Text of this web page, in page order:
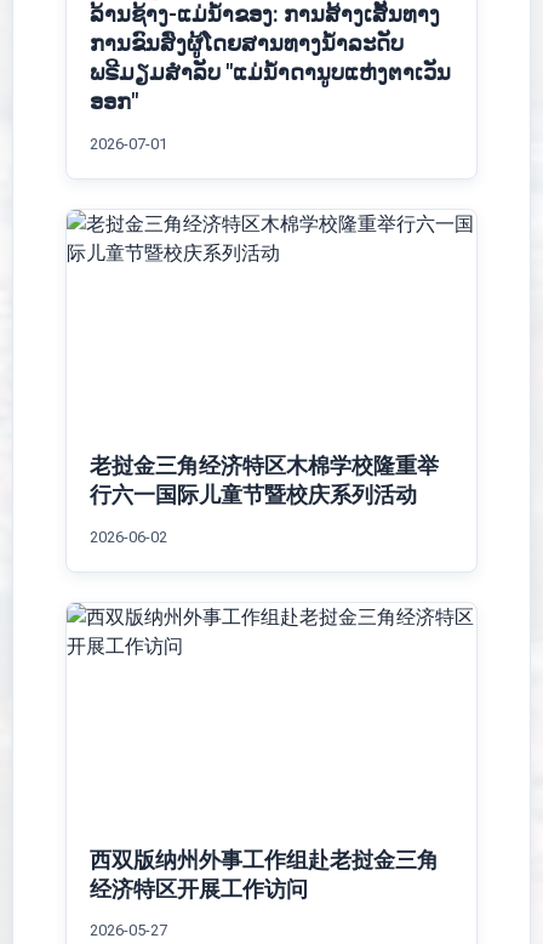
ລ້ານຊ້າງ-ແມ່ນໍ້າຂອງ: ການສ້າງເສັ້ນທາງ
ການຂົນສົ່ງຜູ້ໂດຍສານທາງນໍ້າລະດັບ
ພຣີມຽມສໍາລັບ "ແມ່ນໍ້າດານູບແຫ່ງຕາເວັນ
ອອກ"
2026-07-01
老挝金三角经济特区木棉学校隆重举
行六一国际儿童节暨校庆系列活动
2026-06-02
西双版纳州外事工作组赴老挝金三角
经济特区开展工作访问
2026-05-27